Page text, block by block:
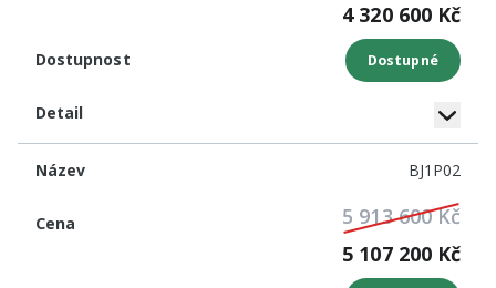
4 320 600 Kč
Dostupné
BJ1P02
5 913 600 Kč
5 107 200 Kč